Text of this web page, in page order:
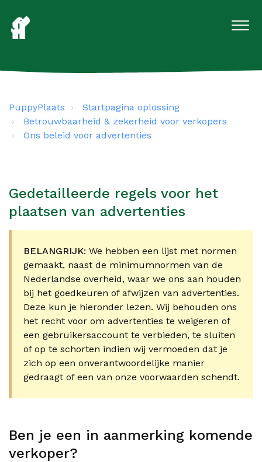
PuppyPlaats
Startpagina oplossing
Betrouwbaarheid & zekerheid voor verkopers
Ons beleid voor advertenties
Gedetailleerde regels voor het
plaatsen van advertenties
BELANGRIJK: We hebben een lijst met normen
gemaakt, naast de minimumnormen van de
Nederlandse overheid, waar we ons aan houden
bij het goedkeuren of afwijzen van advertenties.
Deze kun je hieronder lezen. Wij behouden ons
het recht voor om advertenties te weigeren of
een gebruikersaccount te verbieden, te sluiten
of op te schorten indien wij vermoeden dat je
zich op een onverantwoordelijke manier
gedraagt of een van onze voorwaarden schendt.
Ben je een in aanmerking komende
verkoper?